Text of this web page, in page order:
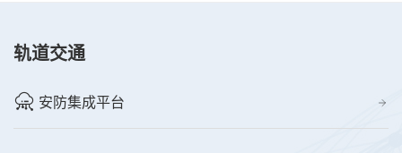
轨道交通
安防集成平台